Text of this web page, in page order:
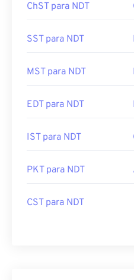
ChST para NDT
SST para NDT
MST para NDT
EDT para NDT
IST para NDT
PKT para NDT
CST para NDT